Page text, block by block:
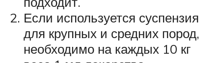
Если используется суспензия
для крупных и средних пород,
необходимо на каждых 10 кг